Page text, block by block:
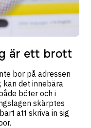
är ett brott
bor på adressen
kan det innebära
böter och i
skärptes
att skriva in sig